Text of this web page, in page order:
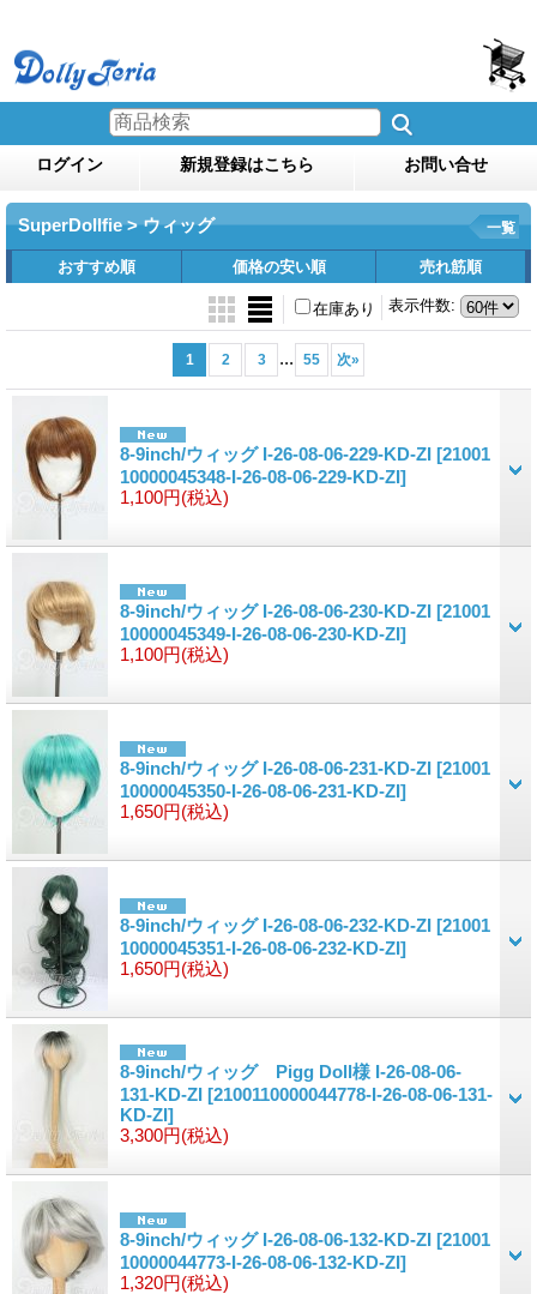
ログイン 新規登録はこちら お問い合せ
SuperDollfie > ウィッグ 一覧
おすすめ順 価格の安い順 売れ筋順
表示件数:
在庫あり
1 2 3 ... 55 次»
8-9inch/ウィッグ I-26-08-06-229-KD-ZI [21001
10000045348-I-26-08-06-229-KD-ZI]
1,100円(税込)
8-9inch/ウィッグ I-26-08-06-230-KD-ZI [21001
10000045349-I-26-08-06-230-KD-ZI]
1,100円(税込)
8-9inch/ウィッグ I-26-08-06-231-KD-ZI [21001
10000045350-I-26-08-06-231-KD-ZI]
1,650円(税込)
8-9inch/ウィッグ I-26-08-06-232-KD-ZI [21001
10000045351-I-26-08-06-232-KD-ZI]
1,650円(税込)
8-9inch/ウィッグ Pigg Doll様 I-26-08-06-
131-KD-ZI [2100110000044778-I-26-08-06-131-
KD-ZI]
3,300円(税込)
8-9inch/ウィッグ I-26-08-06-132-KD-ZI [21001
10000044773-I-26-08-06-132-KD-ZI]
1,320円(税込)